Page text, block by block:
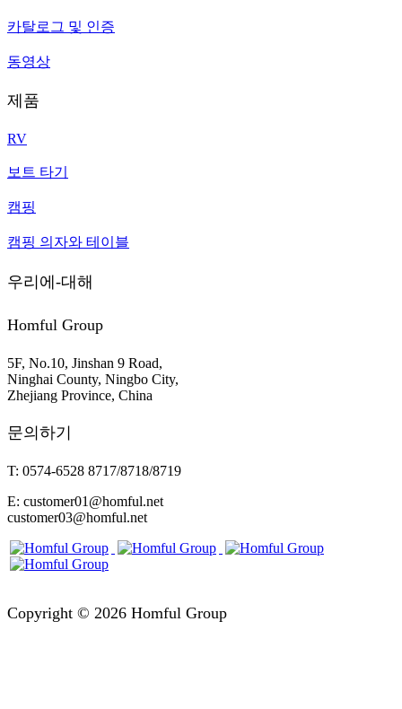
카탈로그 및 인증
동영상
제품
RV
보트 타기
캠핑
캠핑 의자와 테이블
우리에-대해
Homful Group
5F, No.10, Jinshan 9 Road,
Ninghai County, Ningbo City,
Zhejiang Province, China
문의하기
T: 0574-6528 8717/8718/8719
E: customer01@homful.net
customer03@homful.net
Copyright © 2026 Homful Group